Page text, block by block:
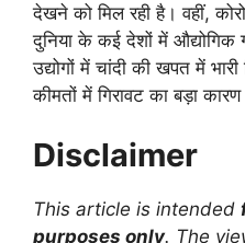
देखने को मिल रही है। वहीं,
दुनिया के कई देशों में औद्योगिक
उद्योगों में चांदी की खपत में
कीमतों में गिरावट का बड़ा
Disclaimer
This article is intended
purposes only. The